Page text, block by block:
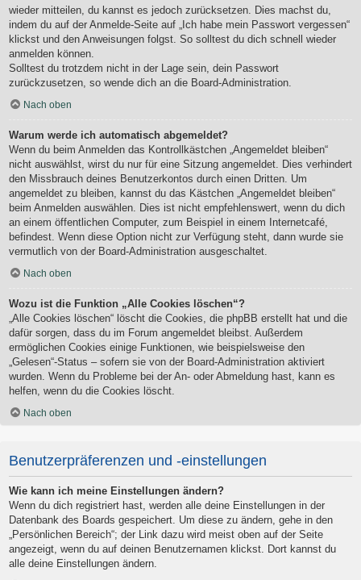
wieder mitteilen, du kannst es jedoch zurücksetzen. Dies machst du,
indem du auf der Anmelde-Seite auf „Ich habe mein Passwort vergessen“
klickst und den Anweisungen folgst. So solltest du dich schnell wieder
anmelden können.
Solltest du trotzdem nicht in der Lage sein, dein Passwort
zurückzusetzen, so wende dich an die Board-Administration.
Nach oben
Warum werde ich automatisch abgemeldet?
Wenn du beim Anmelden das Kontrollkästchen „Angemeldet bleiben“
nicht auswählst, wirst du nur für eine Sitzung angemeldet. Dies verhindert
den Missbrauch deines Benutzerkontos durch einen Dritten. Um
angemeldet zu bleiben, kannst du das Kästchen „Angemeldet bleiben“
beim Anmelden auswählen. Dies ist nicht empfehlenswert, wenn du dich
an einem öffentlichen Computer, zum Beispiel in einem Internetcafé,
befindest. Wenn diese Option nicht zur Verfügung steht, dann wurde sie
vermutlich von der Board-Administration ausgeschaltet.
Nach oben
Wozu ist die Funktion „Alle Cookies löschen“?
„Alle Cookies löschen“ löscht die Cookies, die phpBB erstellt hat und die
dafür sorgen, dass du im Forum angemeldet bleibst. Außerdem
ermöglichen Cookies einige Funktionen, wie beispielsweise den
„Gelesen“-Status – sofern sie von der Board-Administration aktiviert
wurden. Wenn du Probleme bei der An- oder Abmeldung hast, kann es
helfen, wenn du die Cookies löscht.
Nach oben
Benutzerpräferenzen und -einstellungen
Wie kann ich meine Einstellungen ändern?
Wenn du dich registriert hast, werden alle deine Einstellungen in der
Datenbank des Boards gespeichert. Um diese zu ändern, gehe in den
„Persönlichen Bereich“; der Link dazu wird meist oben auf der Seite
angezeigt, wenn du auf deinen Benutzernamen klickst. Dort kannst du
alle deine Einstellungen ändern.